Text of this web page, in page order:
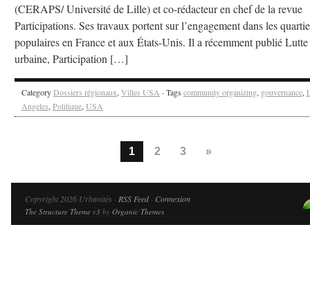
(CERAPS/ Université de Lille) et co-rédacteur en chef de la revue
Participations. Ses travaux portent sur l’engagement dans les
populaires en France et aux États-Unis. Il a récemment publié Lutte
urbaine, Participation […]
CategoryDossiers régionaux, Villes USA · Tags community organizing, gouvernance,
Angeles, Politique, USA
1 2 3 »
Copyright 2026 Urbanités · RSS Feed· Connexion
The Structure Theme v3 by Organic Themes